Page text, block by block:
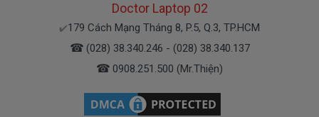
Doctor Laptop 02
✔️179 Cách Mạng Tháng 8, P.5, Q.3, TP.HCM
☎ (028) 38.340.246 - (028) 38.340.137
☎ 0908.251.500 (Mr.Thiện)